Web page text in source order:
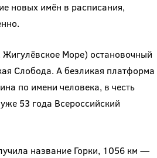
новых имён в расписания,
Жигулёвское Море) остановочный
Слобода. А безликая платформа
по имени человека, в честь
53 года Всероссийский
название Горки, 1056 км —